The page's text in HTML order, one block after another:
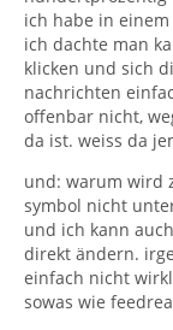
ich habe in
ich dachte man
klicken und sich
nachrichten
offenbar nicht,
da ist. weiss da
und: warum wird
symbol nicht
und ich kann
direkt ändern.
einfach nicht
sowas wie